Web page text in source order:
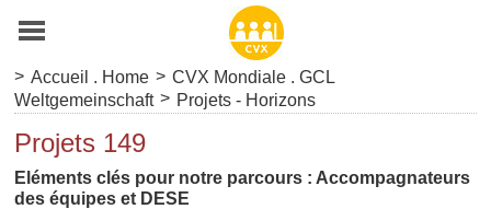
> Accueil . Home > CVX Mondiale . GCL
Weltgemeinschaft > Projets - Horizons
Projets 149
Eléments clés pour notre parcours : Accompagnateurs
des équipes et DESE